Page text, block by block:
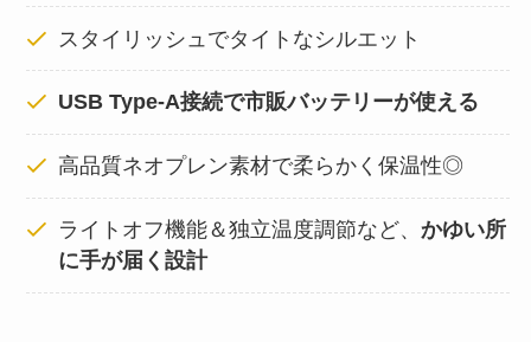
スタイリッシュでタイトなシルエット
USB Type-A接続で市販バッテリーが使える
高品質ネオプレン素材で柔らかく保温性◎
ライトオフ機能＆独立温度調節など、かゆい所
に手が届く設計